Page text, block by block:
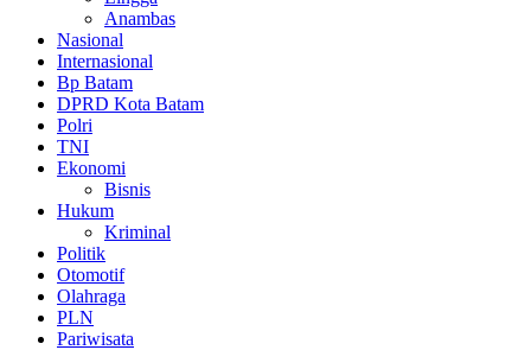
Anambas
Nasional
Internasional
Bp Batam
DPRD Kota Batam
Polri
TNI
Ekonomi
Bisnis
Hukum
Kriminal
Politik
Otomotif
Olahraga
PLN
Pariwisata